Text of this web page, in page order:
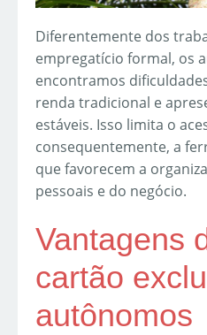
Diferentemente dos
empregatício formal, os
encontramos
renda tradicional e
estáveis. Isso limita o
consequentemente, a
que favorecem a
pessoais e do negócio.
Vantagens
cartão
autônomos